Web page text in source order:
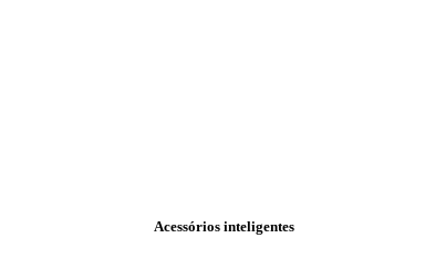
Acessórios inteligentes